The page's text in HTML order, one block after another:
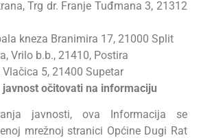
Trg dr. Franje Tuđmana 3, 21312
kneza Branimira 17, 21000 Split
Vrilo b.b., 21410, Postira
Vlačica 5, 21400 Supetar
javnost očitovati na informaciju
javnosti, ova Informacija se
mrežnoj stranici Općine Dugi Rat